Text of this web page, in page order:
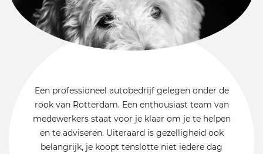
Een professioneel autobedrijf gelegen onder de
rook van Rotterdam. Een enthousiast team van
medewerkers staat voor je klaar om je te helpen
en te adviseren. Uiteraard is gezelligheid ook
belangrijk, je koopt tenslotte niet iedere dag